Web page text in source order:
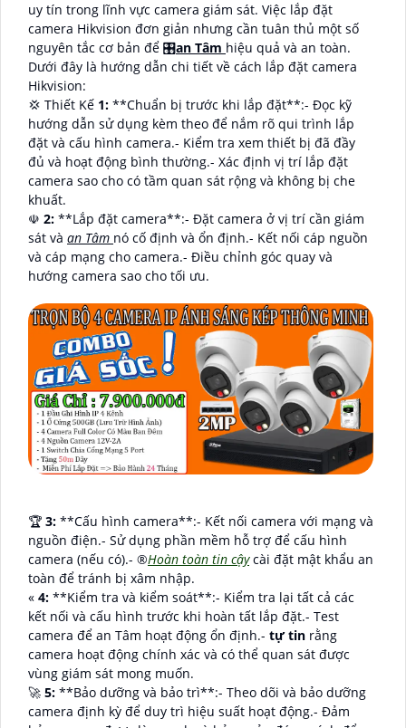
uy tín trong lĩnh vực camera giám sát. Việc lắp đặt
camera Hikvision đơn giản nhưng cần tuân thủ một số
nguyên tắc cơ bản để 🎛an Tâm hiệu quả và an toàn.
Dưới đây là hướng dẫn chi tiết về cách lắp đặt camera
Hikvision:
💢 Thiết Kế 1: **Chuẩn bị trước khi lắp đặt**:- Đọc kỹ
hướng dẫn sử dụng kèm theo để nắm rõ qui trình lắp
đặt và cấu hình camera.- Kiểm tra xem thiết bị đã đầy
đủ và hoạt động bình thường.- Xác định vị trí lắp đặt
camera sao cho có tầm quan sát rộng và không bị che
khuất.
☫ 2: **Lắp đặt camera**:- Đặt camera ở vị trí cần giám
sát và an Tâm nó cố định và ổn định.- Kết nối cáp nguồn
và cáp mạng cho camera.- Điều chỉnh góc quay và
hướng camera sao cho tối ưu.
️🏆 3: **Cấu hình camera**:- Kết nối camera với mạng và
nguồn điện.- Sử dụng phần mềm hỗ trợ để cấu hình
camera (nếu có).- ®️Hoàn toàn tin cậycài đặt mật khẩu an
toàn để tránh bị xâm nhập.
« 4: **Kiểm tra và kiểm soát**:- Kiểm tra lại tất cả các
kết nối và cấu hình trước khi hoàn tất lắp đặt.- Test
camera để an Tâm hoạt động ổn định.- tự tin rằng
camera hoạt động chính xác và có thể quan sát được
vùng giám sát mong muốn.
🚀 5: **Bảo dưỡng và bảo trì**:- Theo dõi và bảo dưỡng
camera định kỳ để duy trì hiệu suất hoạt động.- Đảm